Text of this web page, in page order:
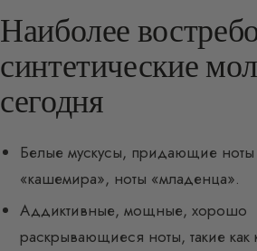
Наиболее
синтетические
сегодня
Белые мускусы, придающие ноты
«кашемира», ноты «младенца».
Аддиктивные, мощные, хорошо
раскрывающиеся ноты, такие